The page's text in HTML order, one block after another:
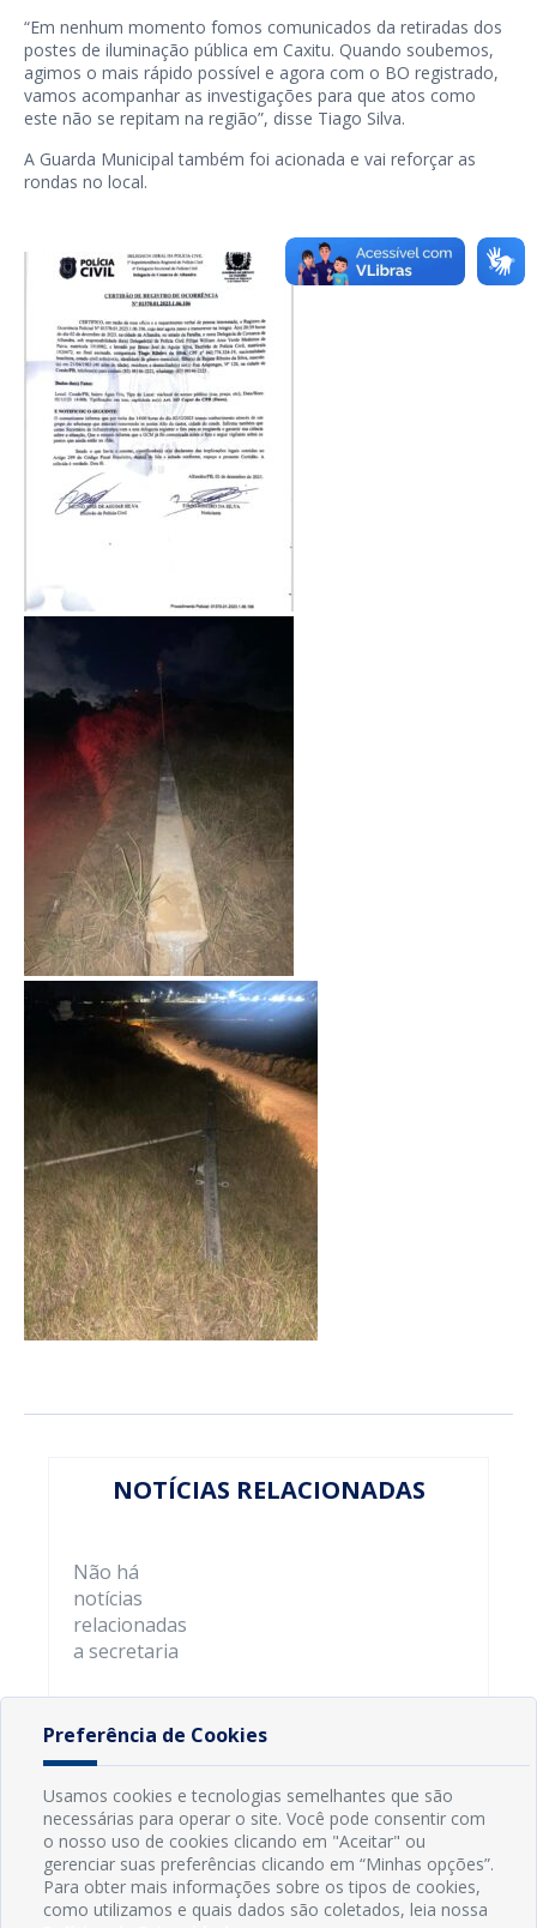
“Em nenhum momento fomos comunicados da retiradas dos
postes de iluminação pública em Caxitu. Quando soubemos,
agimos o mais rápido possível e agora com o BO registrado,
vamos acompanhar as investigações para que atos como
este não se repitam na região”, disse Tiago Silva.
A Guarda Municipal também foi acionada e vai reforçar as
rondas no local.
NOTÍCIAS RELACIONADAS
Não há
notícias
relacionadas
a secretaria
Preferência de Cookies
Usamos cookies e tecnologias semelhantes que são
necessárias para operar o site. Você pode consentir com
o nosso uso de cookies clicando em "Aceitar" ou
gerenciar suas preferências clicando em “Minhas opções”.
Para obter mais informações sobre os tipos de cookies,
como utilizamos e quais dados são coletados, leia nossa